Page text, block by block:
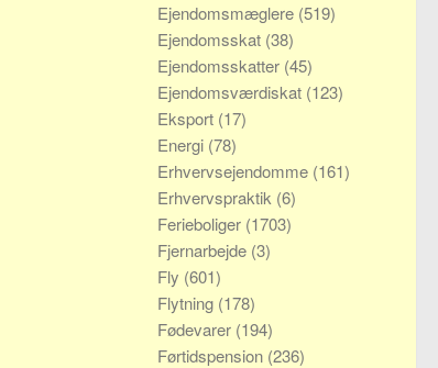
Ejendomsmæglere (519)
Ejendomsskat (38)
Ejendomsskatter (45)
Ejendomsværdiskat (123)
Eksport (17)
Energi (78)
Erhvervsejendomme (161)
Erhvervspraktik (6)
Ferieboliger (1703)
Fjernarbejde (3)
Fly (601)
Flytning (178)
Fødevarer (194)
Førtidspension (236)